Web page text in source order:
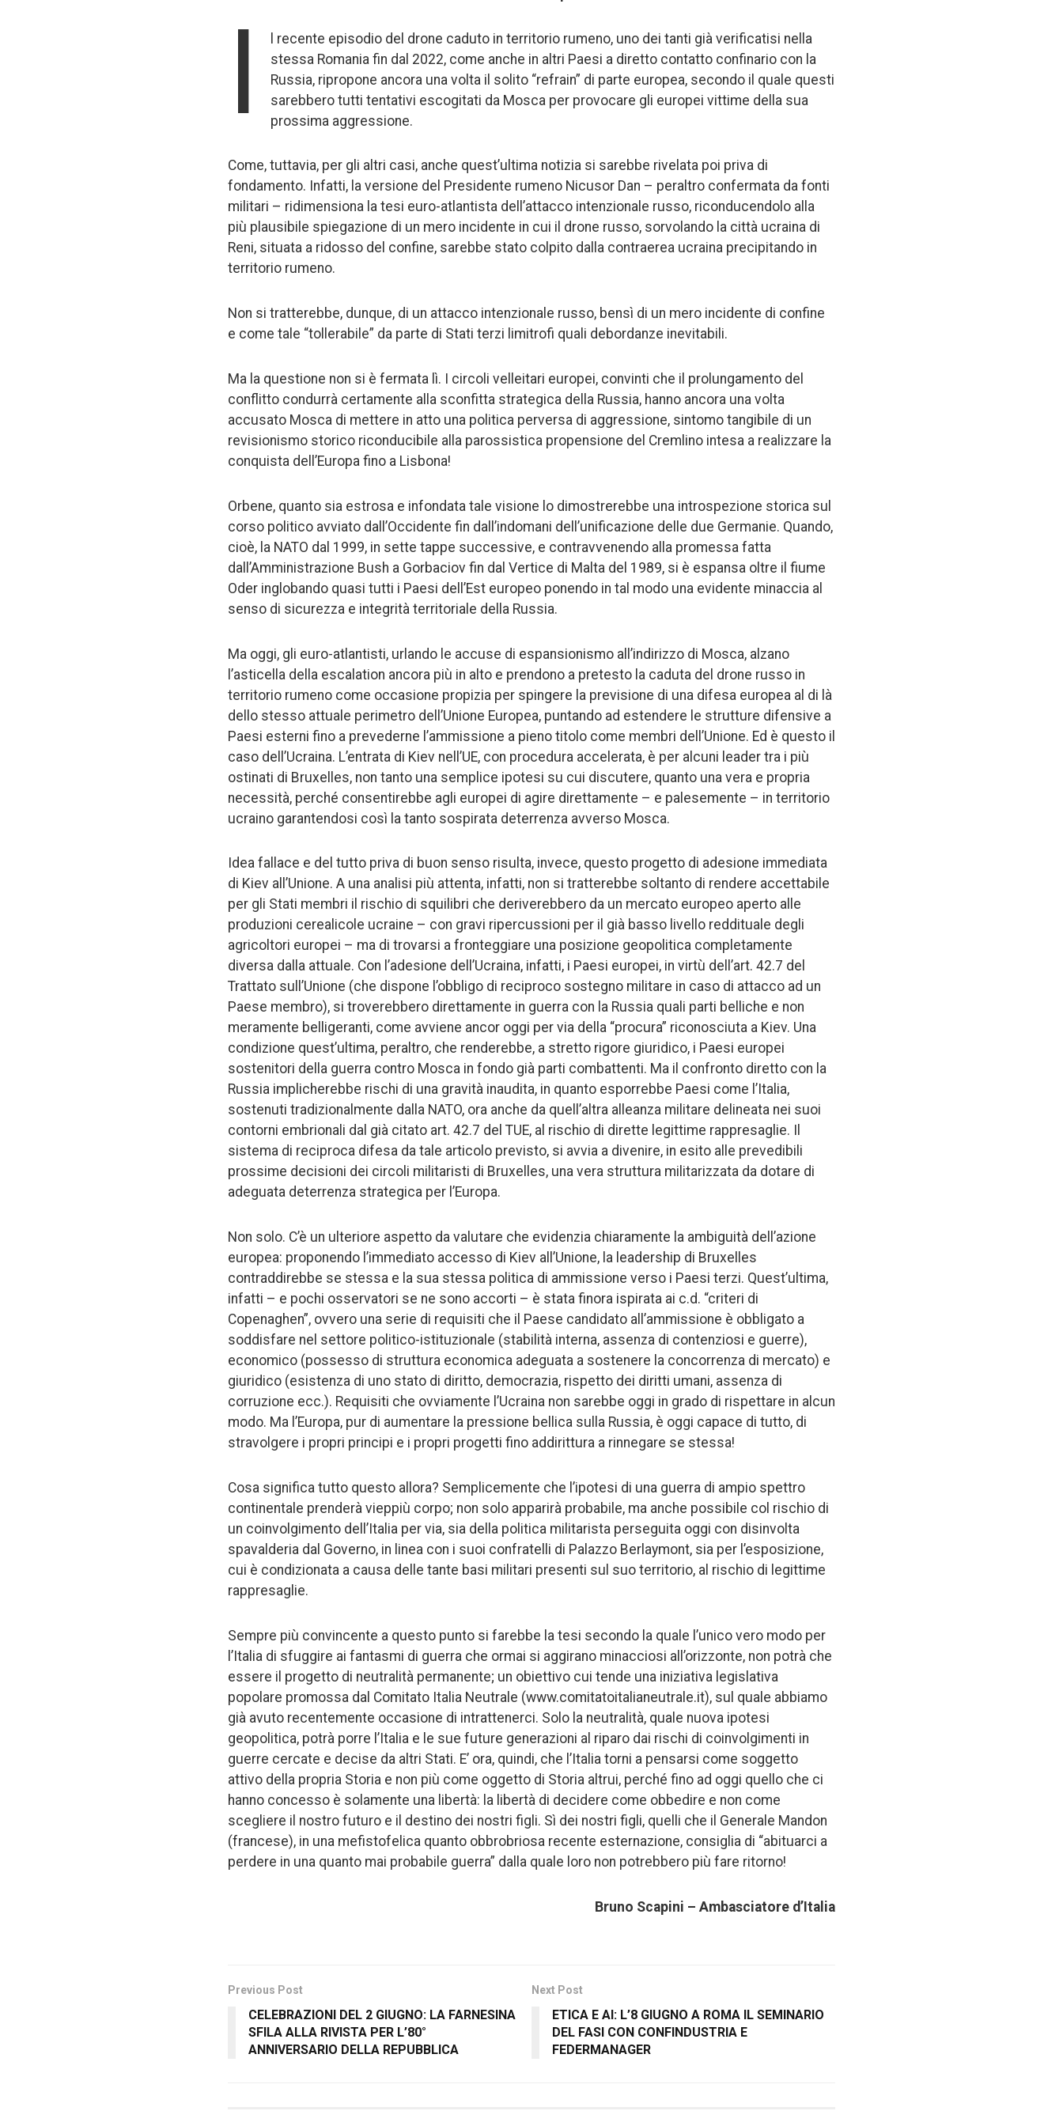
I
l recente episodio del drone caduto in territorio rumeno, uno dei tanti già verificatisi nella
stessa Romania fin dal 2022, come anche in altri Paesi a diretto contatto confinario con la
Russia, ripropone ancora una volta il solito “refrain” di parte europea, secondo il quale questi
sarebbero tutti tentativi escogitati da Mosca per provocare gli europei vittime della sua
prossima aggressione.
Come, tuttavia, per gli altri casi, anche quest’ultima notizia si sarebbe rivelata poi priva di
fondamento. Infatti, la versione del Presidente rumeno Nicusor Dan – peraltro confermata da fonti
militari – ridimensiona la tesi euro-atlantista dell’attacco intenzionale russo, riconducendolo alla
più plausibile spiegazione di un mero incidente in cui il drone russo, sorvolando la città ucraina di
Reni, situata a ridosso del confine, sarebbe stato colpito dalla contraerea ucraina precipitando in
territorio rumeno.
Non si tratterebbe, dunque, di un attacco intenzionale russo, bensì di un mero incidente di confine
e come tale “tollerabile” da parte di Stati terzi limitrofi quali debordanze inevitabili.
Ma la questione non si è fermata lì. I circoli velleitari europei, convinti che il prolungamento del
conflitto condurrà certamente alla sconfitta strategica della Russia, hanno ancora una volta
accusato Mosca di mettere in atto una politica perversa di aggressione, sintomo tangibile di un
revisionismo storico riconducibile alla parossistica propensione del Cremlino intesa a realizzare la
conquista dell’Europa fino a Lisbona!
Orbene, quanto sia estrosa e infondata tale visione lo dimostrerebbe una introspezione storica sul
corso politico avviato dall’Occidente fin dall’indomani dell’unificazione delle due Germanie. Quando,
cioè, la NATO dal 1999, in sette tappe successive, e contravvenendo alla promessa fatta
dall’Amministrazione Bush a Gorbaciov fin dal Vertice di Malta del 1989, si è espansa oltre il fiume
Oder inglobando quasi tutti i Paesi dell’Est europeo ponendo in tal modo una evidente minaccia al
senso di sicurezza e integrità territoriale della Russia.
Ma oggi, gli euro-atlantisti, urlando le accuse di espansionismo all’indirizzo di Mosca, alzano
l’asticella della escalation ancora più in alto e prendono a pretesto la caduta del drone russo in
territorio rumeno come occasione propizia per spingere la previsione di una difesa europea al di là
dello stesso attuale perimetro dell’Unione Europea, puntando ad estendere le strutture difensive a
Paesi esterni fino a prevederne l’ammissione a pieno titolo come membri dell’Unione. Ed è questo il
caso dell’Ucraina. L’entrata di Kiev nell’UE, con procedura accelerata, è per alcuni leader tra i più
ostinati di Bruxelles, non tanto una semplice ipotesi su cui discutere, quanto una vera e propria
necessità, perché consentirebbe agli europei di agire direttamente – e palesemente – in territorio
ucraino garantendosi così la tanto sospirata deterrenza avverso Mosca.
Idea fallace e del tutto priva di buon senso risulta, invece, questo progetto di adesione immediata
di Kiev all’Unione. A una analisi più attenta, infatti, non si tratterebbe soltanto di rendere accettabile
per gli Stati membri il rischio di squilibri che deriverebbero da un mercato europeo aperto alle
produzioni cerealicole ucraine – con gravi ripercussioni per il già basso livello reddituale degli
agricoltori europei – ma di trovarsi a fronteggiare una posizione geopolitica completamente
diversa dalla attuale. Con l’adesione dell’Ucraina, infatti, i Paesi europei, in virtù dell’art. 42.7 del
Trattato sull’Unione (che dispone l’obbligo di reciproco sostegno militare in caso di attacco ad un
Paese membro), si troverebbero direttamente in guerra con la Russia quali parti belliche e non
meramente belligeranti, come avviene ancor oggi per via della “procura” riconosciuta a Kiev. Una
condizione quest’ultima, peraltro, che renderebbe, a stretto rigore giuridico, i Paesi europei
sostenitori della guerra contro Mosca in fondo già parti combattenti. Ma il confronto diretto con la
Russia implicherebbe rischi di una gravità inaudita, in quanto esporrebbe Paesi come l’Italia,
sostenuti tradizionalmente dalla NATO, ora anche da quell’altra alleanza militare delineata nei suoi
contorni embrionali dal già citato art. 42.7 del TUE, al rischio di dirette legittime rappresaglie. Il
sistema di reciproca difesa da tale articolo previsto, si avvia a divenire, in esito alle prevedibili
prossime decisioni dei circoli militaristi di Bruxelles, una vera struttura militarizzata da dotare di
adeguata deterrenza strategica per l’Europa.
Non solo. C’è un ulteriore aspetto da valutare che evidenzia chiaramente la ambiguità dell’azione
europea: proponendo l’immediato accesso di Kiev all’Unione, la leadership di Bruxelles
contraddirebbe se stessa e la sua stessa politica di ammissione verso i Paesi terzi. Quest’ultima,
infatti – e pochi osservatori se ne sono accorti – è stata finora ispirata ai c.d. “criteri di
Copenaghen”, ovvero una serie di requisiti che il Paese candidato all’ammissione è obbligato a
soddisfare nel settore politico-istituzionale (stabilità interna, assenza di contenziosi e guerre),
economico (possesso di struttura economica adeguata a sostenere la concorrenza di mercato) e
giuridico (esistenza di uno stato di diritto, democrazia, rispetto dei diritti umani, assenza di
corruzione ecc.). Requisiti che ovviamente l’Ucraina non sarebbe oggi in grado di rispettare in alcun
modo. Ma l’Europa, pur di aumentare la pressione bellica sulla Russia, è oggi capace di tutto, di
stravolgere i propri principi e i propri progetti fino addirittura a rinnegare se stessa!
Cosa significa tutto questo allora? Semplicemente che l’ipotesi di una guerra di ampio spettro
continentale prenderà vieppiù corpo; non solo apparirà probabile, ma anche possibile col rischio di
un coinvolgimento dell’Italia per via, sia della politica militarista perseguita oggi con disinvolta
spavalderia dal Governo, in linea con i suoi confratelli di Palazzo Berlaymont, sia per l’esposizione,
cui è condizionata a causa delle tante basi militari presenti sul suo territorio, al rischio di legittime
rappresaglie.
Sempre più convincente a questo punto si farebbe la tesi secondo la quale l’unico vero modo per
l’Italia di sfuggire ai fantasmi di guerra che ormai si aggirano minacciosi all’orizzonte, non potrà che
essere il progetto di neutralità permanente; un obiettivo cui tende una iniziativa legislativa
popolare promossa dal Comitato Italia Neutrale (www.comitatoitalianeutrale.it), sul quale abbiamo
già avuto recentemente occasione di intrattenerci. Solo la neutralità, quale nuova ipotesi
geopolitica, potrà porre l’Italia e le sue future generazioni al riparo dai rischi di coinvolgimenti in
guerre cercate e decise da altri Stati. E’ ora, quindi, che l’Italia torni a pensarsi come soggetto
attivo della propria Storia e non più come oggetto di Storia altrui, perché fino ad oggi quello che ci
hanno concesso è solamente una libertà: la libertà di decidere come obbedire e non come
scegliere il nostro futuro e il destino dei nostri figli. Sì dei nostri figli, quelli che il Generale Mandon
(francese), in una mefistofelica quanto obbrobriosa recente esternazione, consiglia di “abituarci a
perdere in una quanto mai probabile guerra” dalla quale loro non potrebbero più fare ritorno!
Bruno Scapini – Ambasciatore d’Italia
Previous Post
CELEBRAZIONI DEL 2 GIUGNO: LA FARNESINA
SFILA ALLA RIVISTA PER L’80°
ANNIVERSARIO DELLA REPUBBLICA
Next Post
ETICA E AI: L’8 GIUGNO A ROMA IL SEMINARIO
DEL FASI CON CONFINDUSTRIA E
FEDERMANAGER